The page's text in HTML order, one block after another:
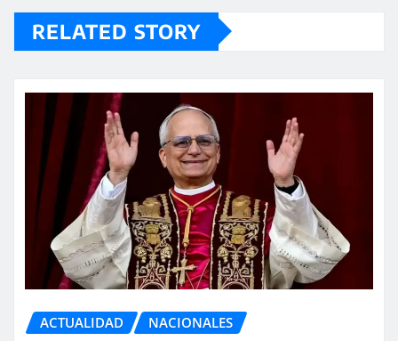
RELATED STORY
ACTUALIDAD NACIONALES